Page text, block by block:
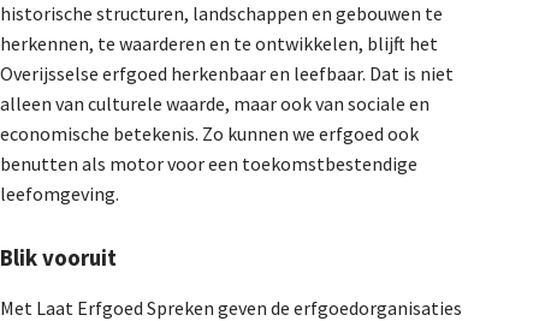
historische structuren, landschappen en gebouwen te
herkennen, te waarderen en te ontwikkelen, blijft het
Overijsselse erfgoed herkenbaar en leefbaar. Dat is niet
alleen van culturele waarde, maar ook van sociale en
economische betekenis. Zo kunnen we erfgoed ook
benutten als motor voor een toekomstbestendige
leefomgeving.
Blik vooruit
Met Laat Erfgoed Spreken geven de erfgoedorganisaties